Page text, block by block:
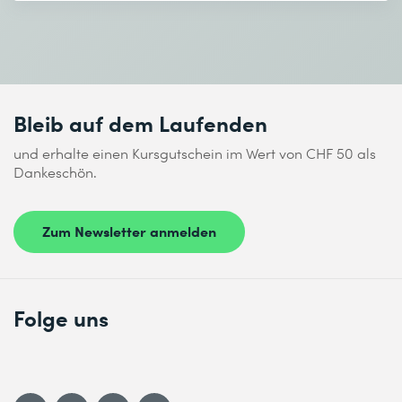
Bleib auf dem Laufenden
und erhalte einen Kursgutschein im Wert von CHF 50 als
Dankeschön.
Zum Newsletter anmelden
Folge uns